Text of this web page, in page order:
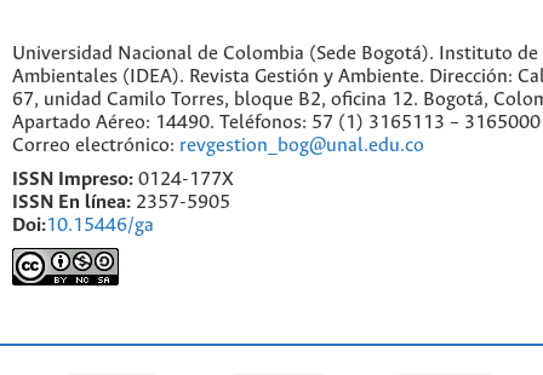
Universidad Nacional de Colombia (Sede Bogotá). Instituto de
Ambientales (IDEA). Revista Gestión y Ambiente. Dirección:
67, unidad Camilo Torres, bloque B2, oficina 12. Bogotá,
Apartado Aéreo: 14490. Teléfonos: 57 (1) 3165113 –
Correo electrónico: revgestion_bog@unal.edu.co
ISSN Impreso: 0124-177X
ISSN En línea: 2357-5905
Doi:10.15446/ga